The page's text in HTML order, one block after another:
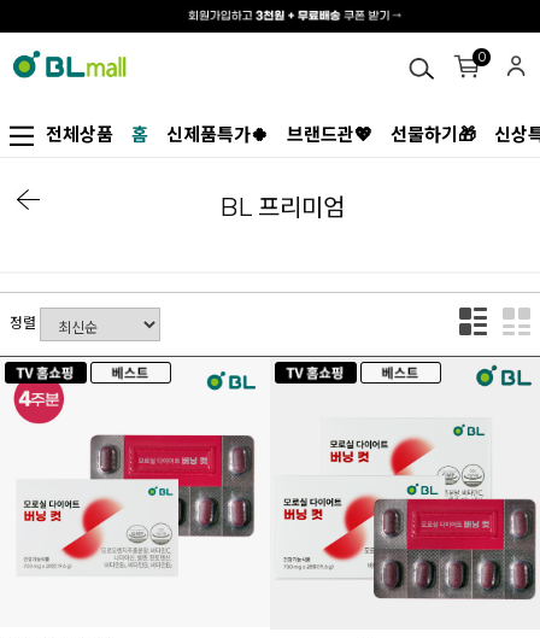
0
전체상품 홈 신제품특가🍀 브랜드관💖 선물하기🎁 신상
BL 프리미엄
정렬